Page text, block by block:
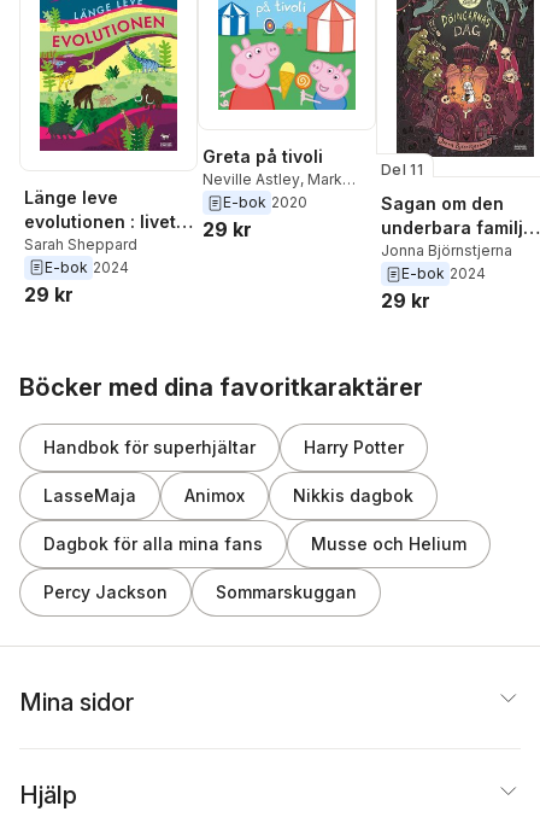
Länge leve
evolutionen : livet
på jorden under
4,6 miljarder år!
Sarah Sheppard
E-bok 2024
29 kr
Greta på tivoli
Neville Astley, Mark
Baker
E-bok 2020
29 kr
Del 11
Sagan om den
underbara
Kanin och
Döingarnas dag
Jonna Björnstjerna
E-bok 2024
29 kr
Böcker med dina favoritkaraktärer
Handbok för superhjältar Harry Potter
LasseMaja Animox Nikkis dagbok
Dagbok för alla mina fans Musse och Helium
Percy Jackson Sommarskuggan
Mina sidor
Hjälp